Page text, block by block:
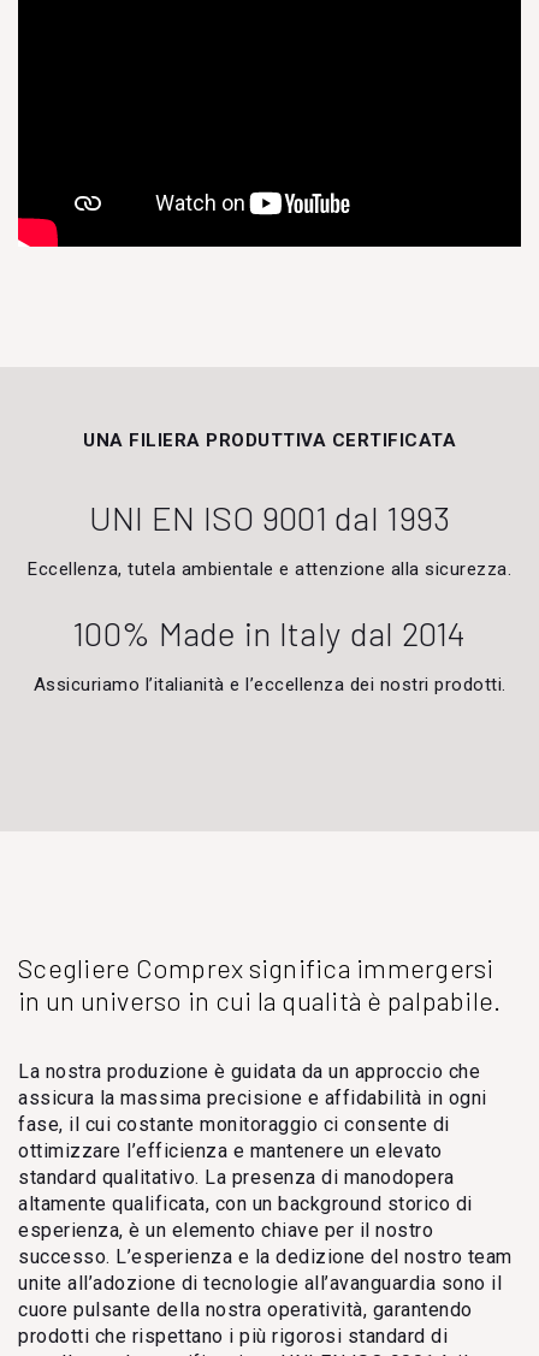
UNA FILIERA PRODUTTIVA CERTIFICATA
UNI EN ISO 9001 dal 1993
Eccellenza, tutela ambientale e attenzione alla sicurezza.
100% Made in Italy dal 2014
Assicuriamo l’italianità e l’eccellenza dei nostri prodotti.
Scegliere Comprex significa immergersi
in un universo in cui la qualità è palpabile.
La nostra produzione è guidata da un approccio che
assicura la massima precisione e affidabilità in ogni
fase, il cui costante monitoraggio ci consente di
ottimizzare l’efficienza e mantenere un elevato
standard qualitativo. La presenza di manodopera
altamente qualificata, con un background storico di
esperienza, è un elemento chiave per il nostro
successo. L’esperienza e la dedizione del nostro team
unite all’adozione di tecnologie all’avanguardia sono il
cuore pulsante della nostra operatività, garantendo
prodotti che rispettano i più rigorosi standard di